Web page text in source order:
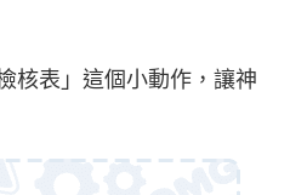
核表」這個小動作，讓神